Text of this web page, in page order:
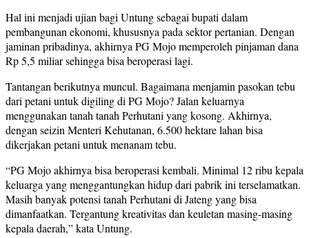
Hal ini menjadi ujian bagi Untung sebagai bupati dalam
pembangunan ekonomi, khususnya pada sektor pertanian. Dengan
jaminan pribadinya, akhirnya PG Mojo memperoleh pinjaman dana
Rp 5,5 miliar sehingga bisa beroperasi lagi.
Tantangan berikutnya muncul. Bagaimana menjamin pasokan tebu
dari petani untuk digiling di PG Mojo? Jalan keluarnya
menggunakan tanah tanah Perhutani yang kosong. Akhirnya,
dengan seizin Menteri Kehutanan, 6.500 hektare lahan bisa
dikerjakan petani untuk menanam tebu.
“PG Mojo akhirnya bisa beroperasi kembali. Minimal 12 ribu kepala
keluarga yang menggantungkan hidup dari pabrik ini terselamatkan.
Masih banyak potensi tanah Perhutani di Jateng yang bisa
dimanfaatkan. Tergantung kreativitas dan keuletan masing-masing
kepala daerah,” kata Untung.